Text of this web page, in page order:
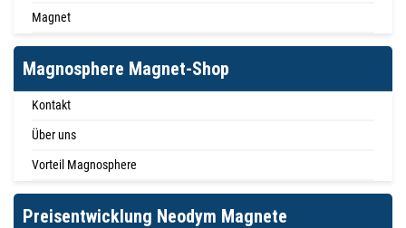
Magnet
Magnosphere Magnet-Shop
Kontakt
Über uns
Vorteil Magnosphere
Preisentwicklung Neodym Magnete